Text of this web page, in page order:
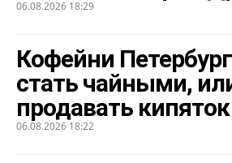
06.08.2026 18:29
Кофейни
стать чайными,
продавать кипяток
06.08.2026 18:22